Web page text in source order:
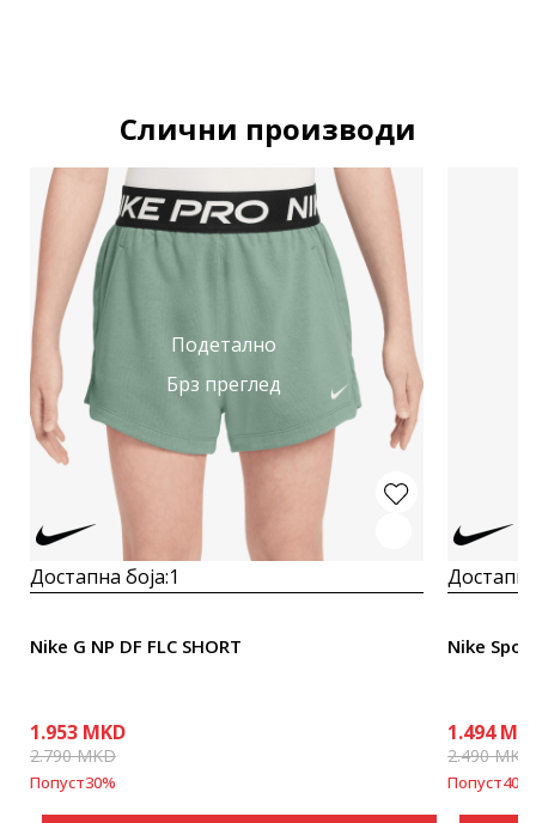
Слични производи
Подетално
Брз преглед
Достапна боја:1
Nike G NP DF FLC SHORT
1.953 MKD
2.790MKD
Попуст30%
Nike
1.494
2.490MKD
Попуст40